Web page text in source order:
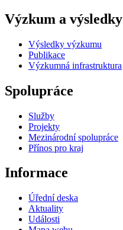
Výzkum a výsledky
Výsledky výzkumu
Publikace
Výzkumná infrastruktura
Spolupráce
Služby
Projekty
Mezinárodní spolupráce
Přínos pro kraj
Informace
Úřední deska
Aktuality
Události